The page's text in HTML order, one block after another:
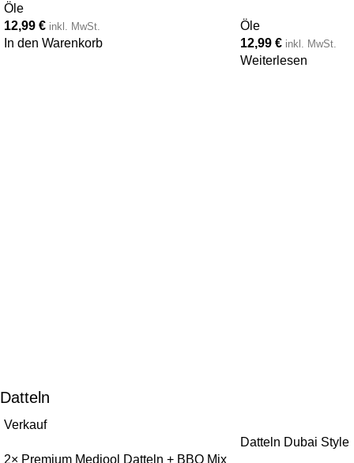
Öle
12,99 € inkl. MwSt.
In den Warenkorb
Öle
12,99 € inkl. MwSt.
Weiterlesen
Datteln
Verkauf
2× Premium Medjool Datteln + BBQ Mix
Datteln Dubai Style